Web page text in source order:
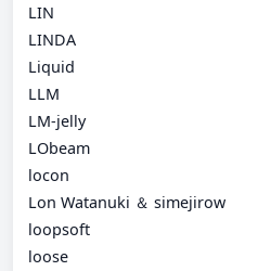
LIN
LINDA
Liquid
LLM
LM-jelly
LObeam
locon
Lon Watanuki ＆ simejirow
loopsoft
loose